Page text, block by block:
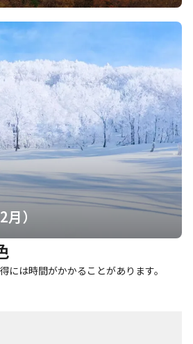
）
には時間がかかることがあります。